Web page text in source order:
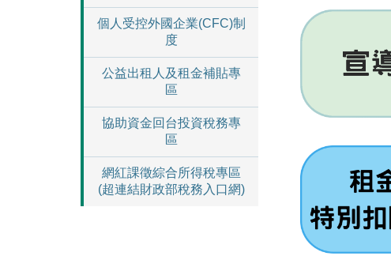
個人受控外國企業(CFC)制
度
公益出租人及租金補貼專
區
協助資金回台投資稅務專
區
網紅課徵綜合所得稅專區
(超連結財政部稅務入口網)